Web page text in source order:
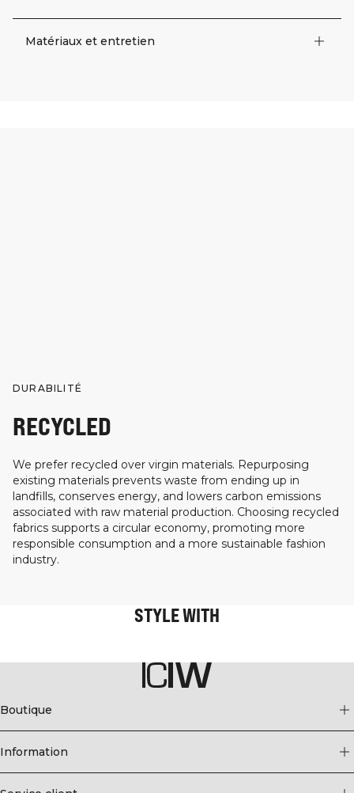
Matériaux et entretien
DURABILITÉ
RECYCLED
We prefer recycled over virgin materials. Repurposing
existing materials prevents waste from ending up in
landfills, conserves energy, and lowers carbon emissions
associated with raw material production. Choosing recycled
fabrics supports a circular economy, promoting more
responsible consumption and a more sustainable fashion
industry.
STYLE WITH
Boutique
Information